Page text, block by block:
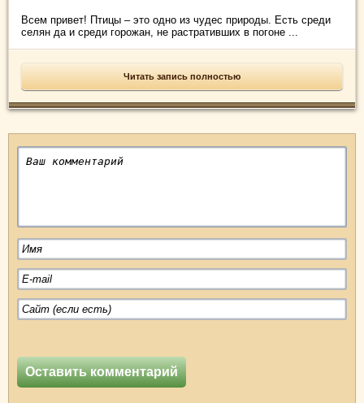
Всем привет! Птицы – это одно из чудес природы. Есть среди
селян да и среди горожан, не растративших в погоне ...
Читать запись полностью